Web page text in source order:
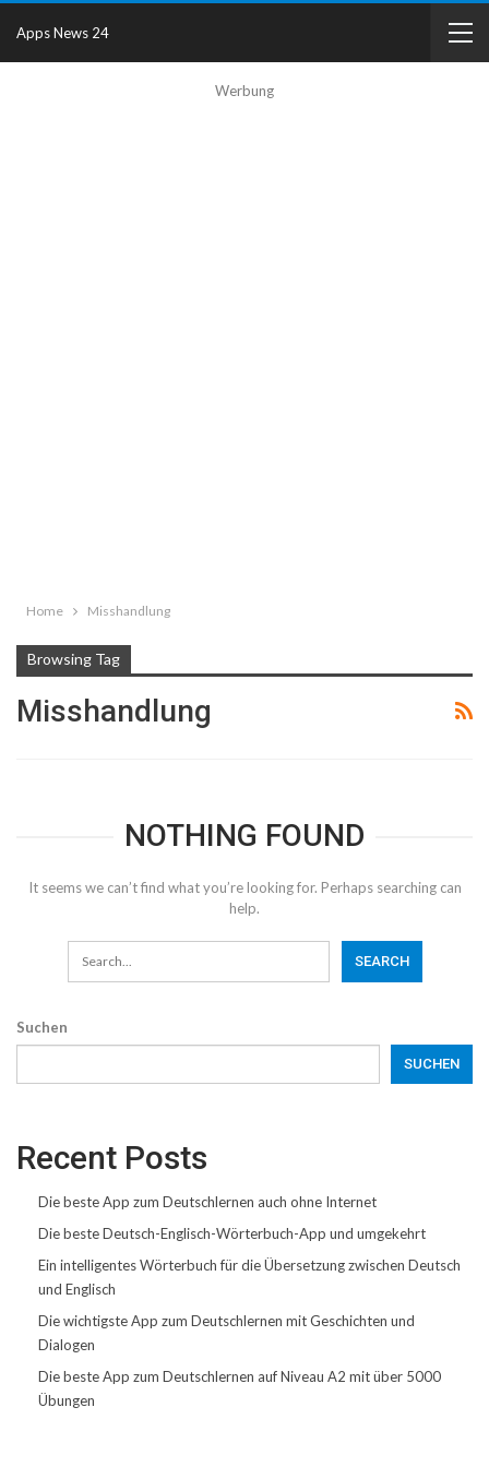
Werbung
Apps News 24
Home Misshandlung
Browsing Tag
Misshandlung
NOTHING FOUND
It seems we can’t find what you’re looking for. Perhaps searching can
help.
Suchen
SUCHEN
Recent Posts
Die beste App zum Deutschlernen auch ohne Internet
Die beste Deutsch-Englisch-Wörterbuch-App und umgekehrt
Ein intelligentes Wörterbuch für die Übersetzung zwischen Deutsch
und Englisch
Die wichtigste App zum Deutschlernen mit Geschichten und
Dialogen
Die beste App zum Deutschlernen auf Niveau A2 mit über 5000
Übungen